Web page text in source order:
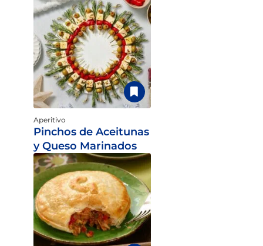
Aperitivo
Pinchos de Aceitunas
y Queso Marinados